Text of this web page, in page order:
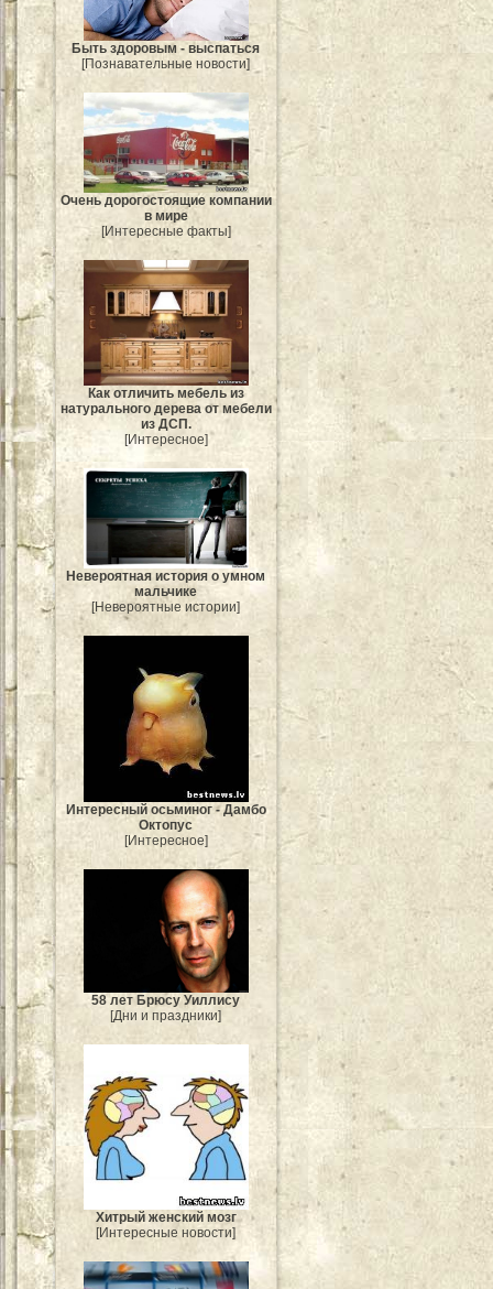
Быть здоровым - выспаться
[Познавательные новости]
Очень дорогостоящие компании
в мире
[Интересные факты]
Как отличить мебель из
натурального дерева от мебели
из ДСП.
[Интересное]
Невероятная история о умном
мальчике
[Невероятные истории]
Интересный осьминог - Дамбо
Октопус
[Интересное]
58 лет Брюсу Уиллису
[Дни и праздники]
Хитрый женский мозг
[Интересные новости]